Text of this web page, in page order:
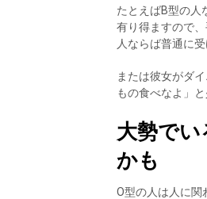
たとえばB型の人
有り得ますので
人ならば普通に
または彼女がダ
もの食べなよ」
大勢で
かも
O型の人は人に関